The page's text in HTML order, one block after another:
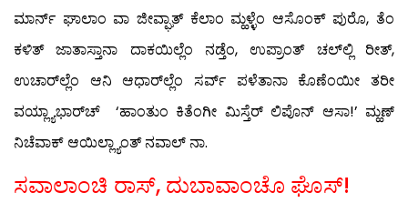
ಮಾರ್ನ್ ಘಾಲಾಂ ವಾ ಜೀವ್ಘಾತ್ ಕೆಲಾಂ ಮ್ಹಳ್ಳೆಂ ಆಸೊಂಕ್ ಪುರೊ, ತೆಂ
ಕಳಿತ್ ಜಾತಾಸ್ತಾನಾ ದಾಕಯಿಲ್ಲೆಂ ನಡ್ತೆಂ, ಉಪ್ರಾಂತ್ ಚಲ್‍ಲ್ಲಿ ರೀತ್,
ಉಚಾರ್‌ಲ್ಲೆಂ ಆನಿ ಆಧಾರ್‌ಲ್ಲೆಂ ಸರ್ವ್ ಪಳೆತಾನಾ ಕೊಣೆಂಯೀ ತರೀ
ವಯ್ಲ್ಯಾಭಾರ್‌ಚ್ ‘ಹಾಂತುಂ ಕಿತೆಂಗೀ ಮಿಸ್ತೆರ್ ಲಿಪೊನ್ ಆಸಾ!’ ಮ್ಹಣ್
ನಿಚೆವಾಕ್ ಆಯಿಲ್ಲ್ಯಾಂತ್ ನವಾಲ್ ನಾ.
ಸವಾಲಾಂಚಿ ರಾಸ್, ದುಬಾವಾಂಚೊ ಘೊಸ್!